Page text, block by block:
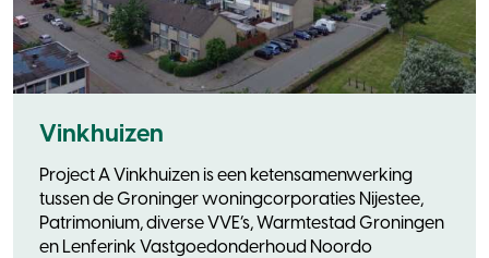
Vinkhuizen
Project A Vinkhuizen is een ketensamenwerking
tussen de Groninger woningcorporaties Nijestee,
Patrimonium, diverse VVE’s, Warmtestad Groningen
en Lenferink Vastgoedonderhoud Noordo